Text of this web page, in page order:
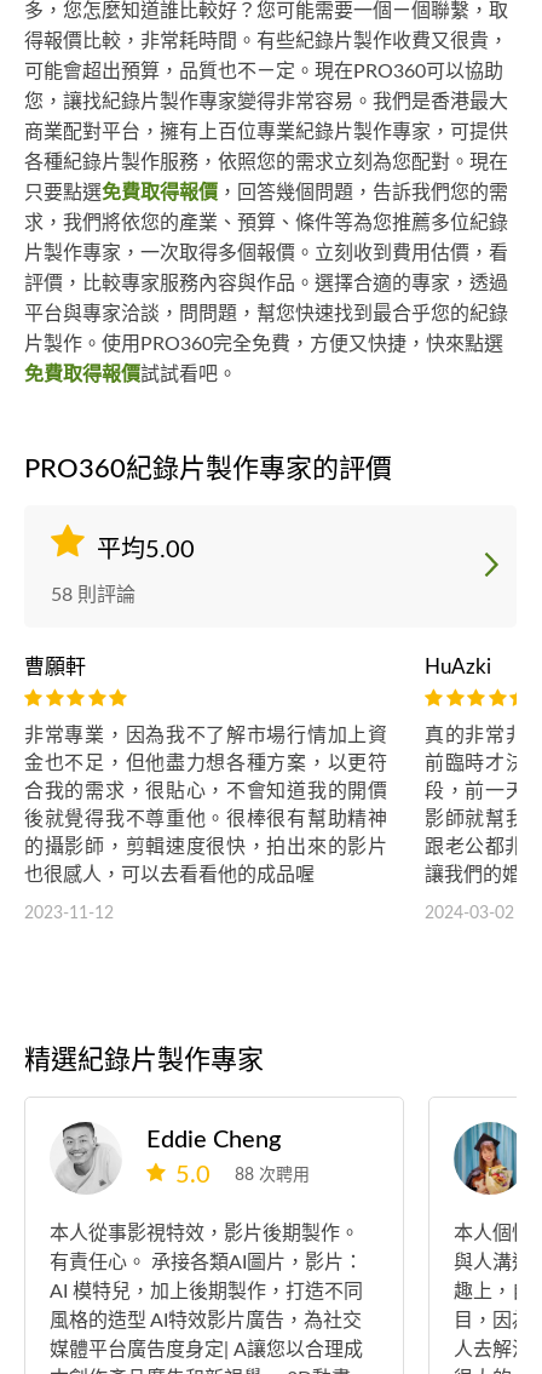
多，您怎麼知道誰比較好？您可能需要一個ㄧ個聯繫，取
得報價比較，非常耗時間。有些紀錄片製作收費又很貴，
可能會超出預算，品質也不ㄧ定。現在PRO360可以協助
您，讓找紀錄片製作專家變得非常容易。我們是香港最大
商業配對平台，擁有上百位專業紀錄片製作專家，可提供
各種紀錄片製作服務，依照您的需求立刻為您配對。現在
只要點選免費取得報價 ，回答幾個問題，告訴我們您的需
求，我們將依您的產業、預算、條件等為您推薦多位紀錄
片製作專家，一次取得多個報價。立刻收到費用估價，看
評價，比較專家服務內容與作品。選擇合適的專家，透過
平台與專家洽談，問問題，幫您快速找到最合乎您的紀錄
片製作。使用PRO360完全免費，方便又快捷，快來點選
免費取得報價試試看吧。
PRO360紀錄片製作專家的評價
平均5.00
58 則評論
曹願軒
非常專業，因為我不了解市場行情加上資
金也不足，但他盡力想各種方案，以更符
合我的需求，很貼心，不會知道我的開價
後就覺得我不尊重他。很棒很有幫助精神
的攝影師，剪輯速度很快，拍出來的影片
也很感人，可以去看看他的成品喔
2023-11-12
HuAzki
真的非常非
前臨時才決
段，前一天
影師就幫我
跟老公都非
讓我們的婚
2024-03-02
精選紀錄片製作專家
Eddie Cheng
5.0
88 次聘用
本人從事影視特效，影片後期製作。
有責任心。 𠄘接各類AI圖片，影片：
AI 模特兒，加上後期製作，打造不同
風格的造型 AI特效影片廣告，為社交
媒體平台廣告度身定| A讓您以合理成
本人個性
與人溝通
趣上，自
目，因為
人去解決